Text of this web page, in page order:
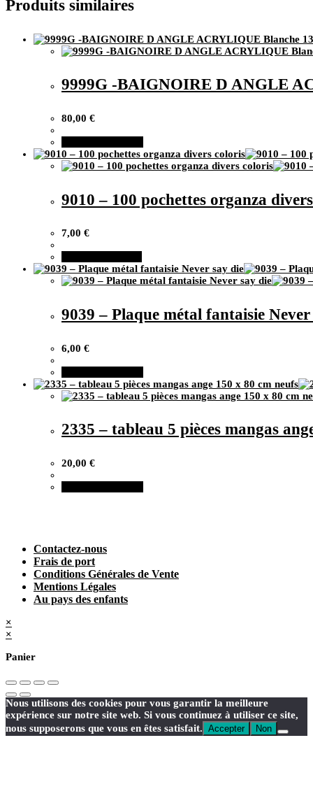
Produits similaires
9999G -BAIGNOIRE D ANGLE
80,00 €
9010 – 100 pochettes organza
7,00 €
produit
a
Les
sur
la
page
produit
9039 – Plaque métal fantaisie
6,00 €
2335 – tableau 5 pièces mangas
20,00 €
Contactez-nous
Frais de port
Conditions Générales de Vente
Mentions Légales
Au pays des enfants
×
×
Panier
Nous utilisons des cookies pour vous garantir la meilleure
expérience sur notre site web. Si vous continuez à utiliser ce site,
nous supposerons que vous en êtes satisfait. Accepter Non